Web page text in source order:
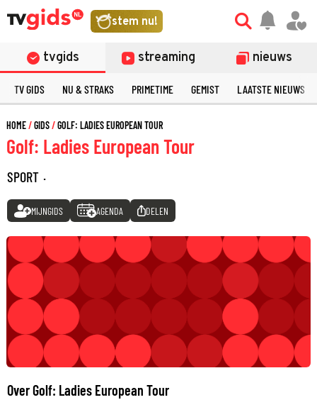
stem nu!
tvgids streaming nieuws
TV GIDS NU & STRAKS PRIMETIME GEMIST LAATSTE NIEUWS
HOME GIDS GOLF: LADIES EUROPEAN TOUR
Golf: Ladies European Tour
SPORT ·
MIJNGIDS AGENDA DELEN
Over Golf: Ladies European Tour